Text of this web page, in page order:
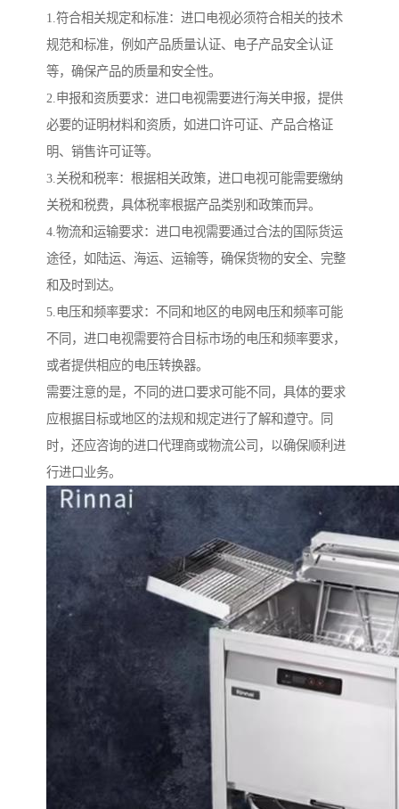
1.符合相关规定和标准：进口电视必须符合相关的技术
规范和标准，例如产品质量认证、电子产品安全认证
等，确保产品的质量和安全性。
2.申报和资质要求：进口电视需要进行海关申报，提供
必要的证明材料和资质，如进口许可证、产品合格证
明、销售许可证等。
3.关税和税率：根据相关政策，进口电视可能需要缴纳
关税和税费，具体税率根据产品类别和政策而异。
4.物流和运输要求：进口电视需要通过合法的国际货运
途径，如陆运、海运、运输等，确保货物的安全、完整
和及时到达。
5.电压和频率要求：不同和地区的电网电压和频率可能
不同，进口电视需要符合目标市场的电压和频率要求，
或者提供相应的电压转换器。
需要注意的是，不同的进口要求可能不同，具体的要求
应根据目标或地区的法规和规定进行了解和遵守。同
时，还应咨询的进口代理商或物流公司，以确保顺利进
行进口业务。